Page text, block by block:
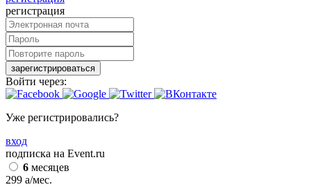
регистрация
зарегистрироваться
Войти через:
Уже регистрировались?
вход
подписка на Event.ru
6 месяцев
299 a/мес.